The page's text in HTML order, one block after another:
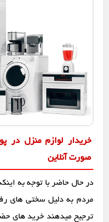
خریدار لوازم منزل در
صورت آنلاین
در حال حاضر با توجه به
مردم به دلیل سختی های
ترجیح میدهند خرید های